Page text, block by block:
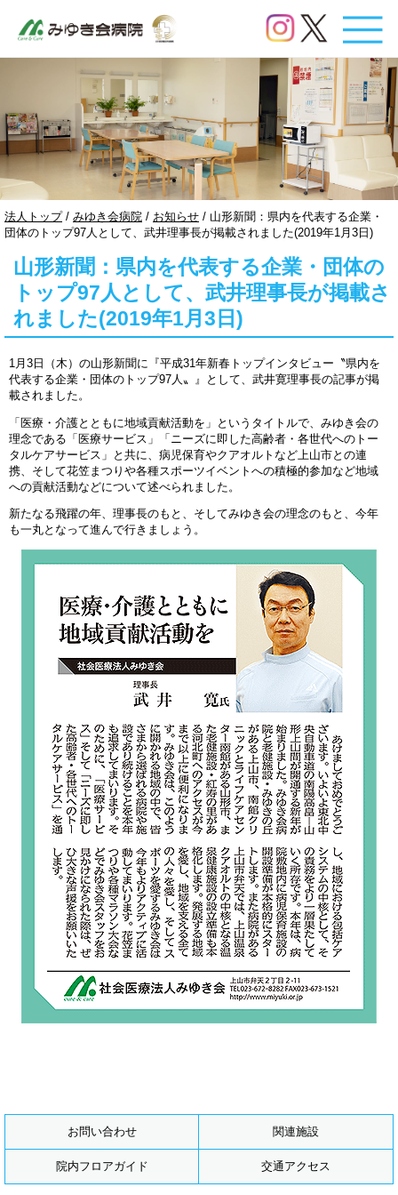
現
在
位
法人トップ/ みゆき会病院 / お知らせ / 山形新聞：県内を代表する企業・
団体のトップ97人として、武井理事長が掲載されました(2019年1月3日)
山形新聞：県内を代表する企業・団体の
トップ97人として、武井理事長が掲載さ
れました(2019年1月3日)
1月3日（木）の山形新聞に『平成31年新春トップインタビュー〝県内を
代表する企業・団体のトップ97人〟』として、武井寛理事長の記事が掲
載されました。
「医療・介護とともに地域貢献活動を」というタイトルで、みゆき会の
理念である「医療サービス」「ニーズに即した高齢者・各世代へのトー
タルケアサービス」と共に、病児保育やクアオルトなど上山市との連
携、そして花笠まつりや各種スポーツイベントへの積極的参加など地域
への貢献活動などについて述べられました。
新たなる飛躍の年、理事長のもと、そしてみゆき会の理念のもと、今年
も一丸となって進んで行きましょう。
お問い合わせ 関連施設
院内フロアガイド 交通アクセス